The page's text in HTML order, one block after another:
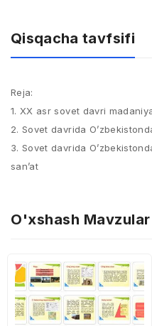
Qisqacha tavfsifi
Reja:
1. XX asr sovet davri
2. Sovet davrida
3. Sovet davrida
san’at
O'xshash Mavzular